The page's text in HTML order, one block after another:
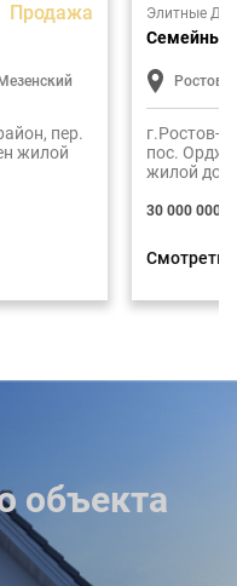
Продажа
пер.
жилой
Элитные
Семейный
Ростов-
г.Ростов-
пос.
жилой
уровень и
два
блоки,
гостиная,
30 000 000 ₽
Смотреть
объекта